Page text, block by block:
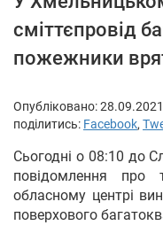
сміттєпровід
пожежники
Опубліковано:28.09.2021
поділитись: Facebook,
Сьогодні о 08:10 до
повідомлення
обласному центрі
поверхового